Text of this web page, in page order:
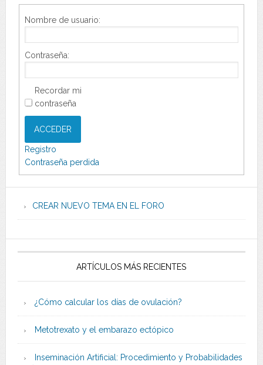
Nombre de usuario:
Contraseña:
Recordar mi
contraseña
ACCEDER
Registro
Contraseña perdida
CREAR NUEVO TEMA EN EL FORO
ARTÍCULOS MÁS RECIENTES
¿Cómo calcular los días de ovulación?
Metotrexato y el embarazo ectópico
Inseminación Artificial: Procedimiento y Probabilidades